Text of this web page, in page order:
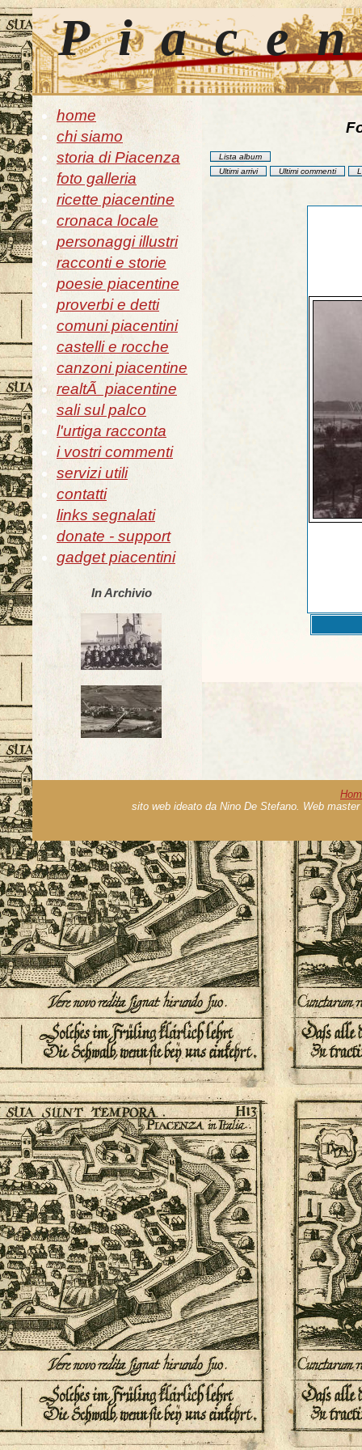
home
chi siamo
storia di Piacenza
foto galleria
ricette piacentine
cronaca locale
personaggi illustri
racconti e storie
poesie piacentine
proverbi e detti
comuni piacentini
castelli e rocche
canzoni piacentine
realtÃ piacentine
sali sul palco
l'urtiga racconta
i vostri commenti
servizi utili
contatti
links segnalati
donate - support
gadget piacentini
In Archivio
Lista album
Ultimi arrivi
Ultimi commenti
sito web ideato da Nino De Stefano. Web